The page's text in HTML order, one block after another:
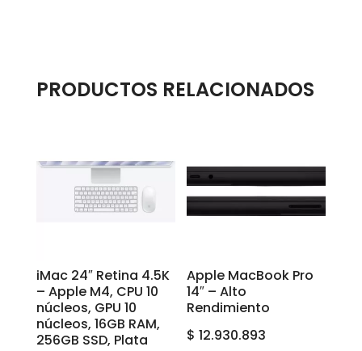
PRODUCTOS RELACIONADOS
iMac 24″ Retina 4.5K
– Apple M4, CPU 10
núcleos, GPU 10
núcleos, 16GB RAM,
256GB SSD, Plata
Apple MacBook Pro
14″ – Alto
Rendimiento
$ 12.930.893